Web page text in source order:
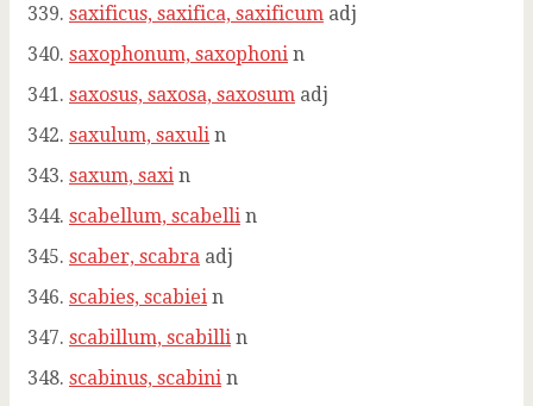
saxificus, saxifica, saxificum adj
saxophonum, saxophoni n
saxosus, saxosa, saxosum adj
saxulum, saxuli n
saxum, saxi n
scabellum, scabelli n
scaber, scabra adj
scabies, scabiei n
scabillum, scabilli n
scabinus, scabini n